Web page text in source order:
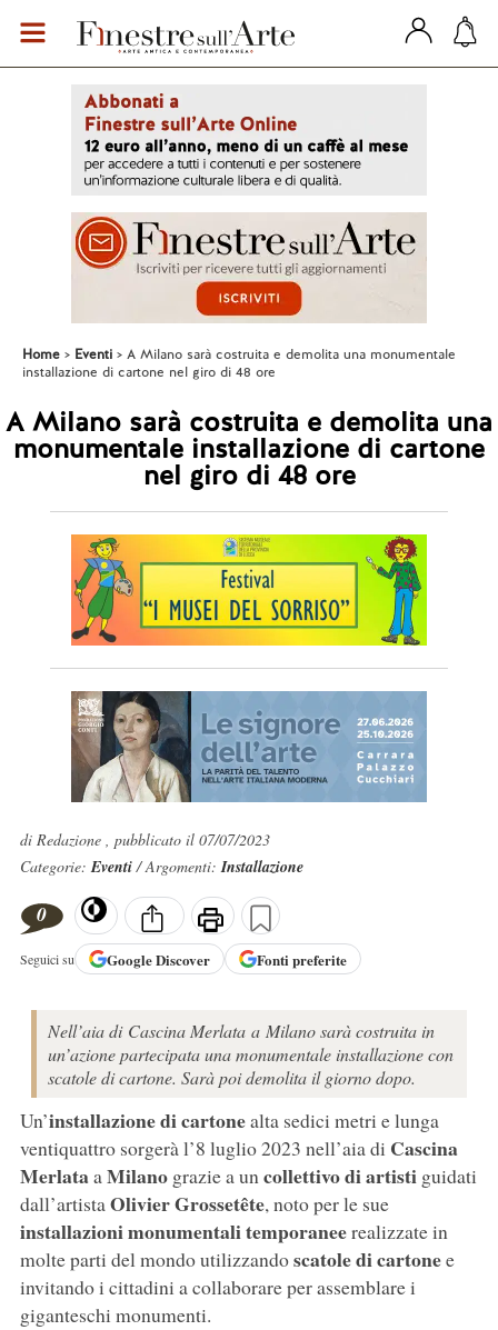
Home Eventi
A Milano sarà costruita e demolita una monumentale
installazione di cartone nel giro di 48 ore
A Milano sarà costruita e demolita una
monumentale installazione di cartone
nel giro di 48 ore
di Redazione , pubblicato il 07/07/2023
Categorie:Eventi/ Argomenti:Installazione
0
Seguici su GoogleDiscover Fonti preferite
Nell’aia di Cascina Merlata a Milano sarà costruita in
un’azione partecipata una monumentale installazione con
scatole di cartone. Sarà poi demolita il giorno dopo.
Un’installazione di cartonealta sedici metri e lunga
ventiquattro sorgerà l’8 luglio 2023 nell’aia di Cascina
MerlataaMilanograzie a uncollettivo di artistiguidati
dall’artistaOlivier Grossetête, noto per le sue
installazioni monumentali temporaneerealizzate in
molte parti del mondo utilizzandoscatole di cartonee
invitando i cittadini a collaborare per assemblare i
giganteschi monumenti.